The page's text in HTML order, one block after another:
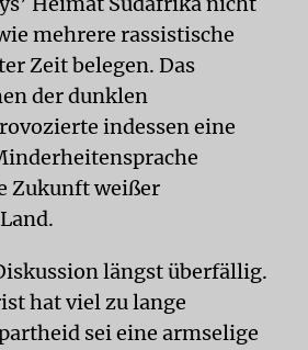
mehrere rassistische
Zeit belegen. Das
der dunklen
indessen eine
Zukunft weißer
längst überfällig.
hat viel zu lange
sei eine armselige